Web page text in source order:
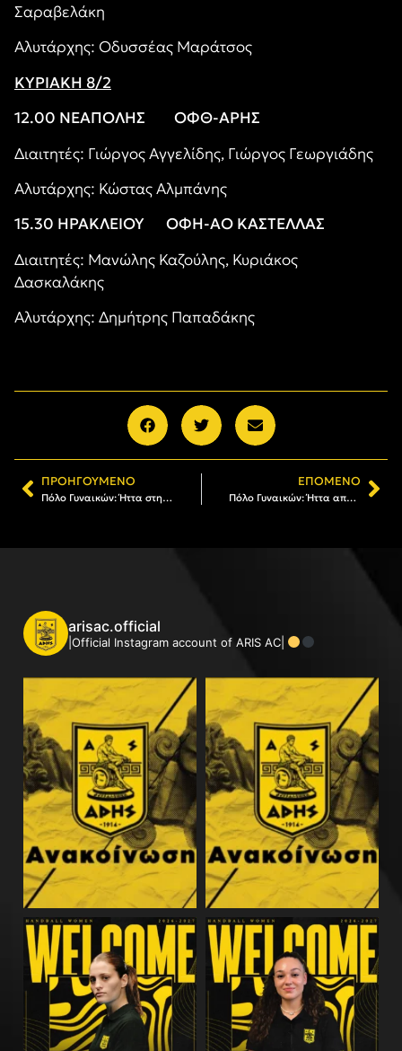
Σαραβελάκη
Αλυτάρχης: Οδυσσέας Μαράτσος
ΚΥΡΙΑΚΗ 8/2
12.00 ΝΕΑΠΟΛΗΣ ΟΦΘ-ΑΡΗΣ
Διαιτητές: Γιώργος Αγγελίδης, Γιώργος Γεωργιάδης
Αλυτάρχης: Κώστας Αλμπάνης
15.30 ΗΡΑΚΛΕΙΟΥ ΟΦΗ-ΑΟ ΚΑΣΤΕΛΛΑΣ
Διαιτητές: Μανώλης Καζούλης, Κυριάκος
Δασκαλάκης
Αλυτάρχης: Δημήτρης Παπαδάκης
ΠΡΟΗΓΟΎΜΕΝΟ
Πόλο Γυναικών: Ήττα στην πρεμιέρα από Ηρακλή
ΕΠΌΜΕΝΟ
Πόλο Γυναικών: Ήττα από τον ΟΦΘ
arisac.official
|Official Instagram account of ARIS AC|